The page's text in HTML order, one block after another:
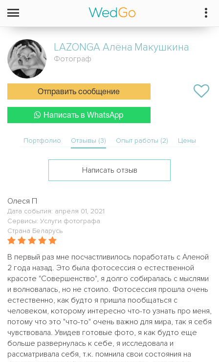
LAZONGA Алёна Макушкина
Фотограф
Отправить сообщение
Написать в WhatsApp
Портфолио Отзывы (3) Опыт работы (2) Цены
Написать отзыв
Олеся П
Дата события: апреля 01, 2021
Сервисы: Услуги фотографа
Страна Беларусь
В первый раз мне посчастливилось поработать с Аленой
2 года назад. Это была фотосессия о естественной
красоте "Совершенство", я долго собиралась с мыслями
и волновалась, но не стоило. Фотосессия прошла очень
естественно, как будто я пришла пообщаться с
человеком, которому интересно что-то узнать про меня,
потому что это "что-то" очень важно для мира, так я себя
чувствовала. Увидев готовые фото, я как будто еще
больше развернулась к себе, я исследовала и
рассматривала себя, т.к. помнила свои состояния на